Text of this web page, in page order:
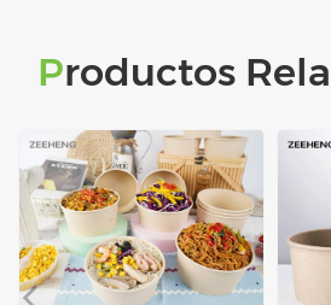
Productos